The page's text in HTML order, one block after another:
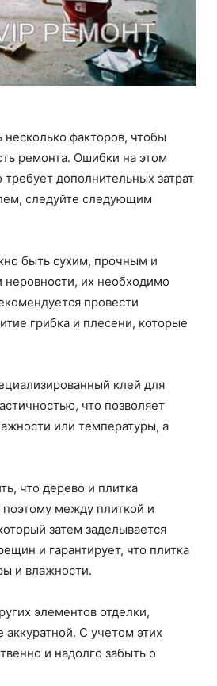
несколько факторов, чтобы
ремонта. Ошибки на этом
дополнительных затрат
следуйте следующим
быть сухим, прочным и
их необходимо
провести
грибка и плесени, которые
клей для
что позволяет
или температуры, а
что дерево и плитка
между плиткой и
затем заделывается
и гарантирует, что плитка
и влажности.
элементов отделки,
С учетом этих
и надолго забыть о